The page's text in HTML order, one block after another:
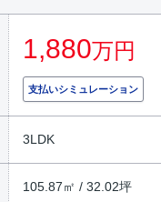
1,880万円
支払いシミュレーション
3LDK
105.87㎡ / 32.02坪